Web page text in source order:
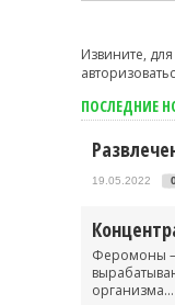
Извините,
ПОСЛЕДНИЕ
19.05.2022 0
Феромоны –
организма...